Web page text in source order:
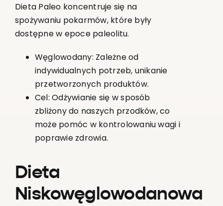
Dieta Paleo koncentruje się na
spożywaniu pokarmów, które były
dostępne w epoce paleolitu.
Węglowodany: Zależne od
indywidualnych potrzeb, unikanie
przetworzonych produktów.
Cel: Odżywianie się w sposób
zbliżony do naszych przodków, co
może pomóc w kontrolowaniu wagi i
poprawie zdrowia.
Dieta
Niskowęglowodanowa